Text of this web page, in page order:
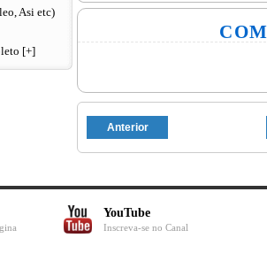
Asi etc)
[+]
Anterior
YouTube
Inscreva-se no Canal